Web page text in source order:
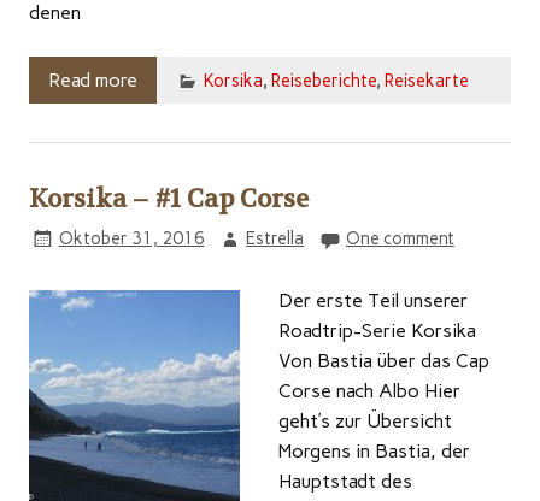
denen
Read more Korsika, Reiseberichte, Reisekarte
Korsika – #1 Cap Corse
Oktober 31, 2016 Estrella One comment
Der erste Teil unserer
Roadtrip-Serie Korsika
Von Bastia über das Cap
Corse nach Albo Hier
geht’s zur Übersicht
Morgens in Bastia, der
Hauptstadt des